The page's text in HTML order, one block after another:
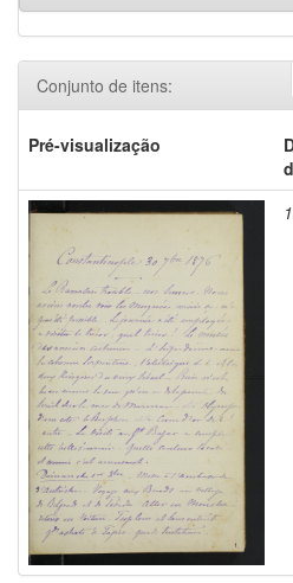
Conjunto de itens:
Pré-visualização